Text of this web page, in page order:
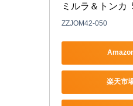
ミルラ＆トンカ
ZZJOM42-050
楽天市